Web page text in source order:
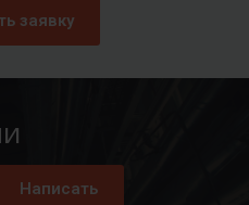
заявку
Написать